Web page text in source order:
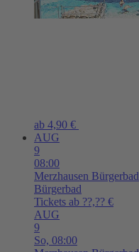
ab 4,90 €
AUG
9
08:00
Merzhausen Bürgerbad
Bürgerbad
Tickets ab ??,?? €
AUG
9
So, 08:00